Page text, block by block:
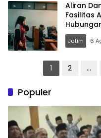
Aliran
Fasilitas
Jatim 6
Paginasi1 2 …
Populer